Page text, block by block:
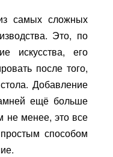
самых сложных
Это, по
искусства, его
после того,
Добавление
ещё больше
не менее, это все
способом